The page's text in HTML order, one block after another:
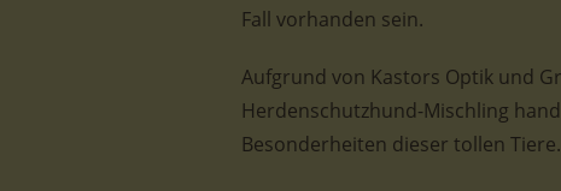
Fall vorhanden sein.
Aufgrund von Kastors Optik und
Herdenschutzhund-Mischling
Besonderheiten dieser tollen Tiere.